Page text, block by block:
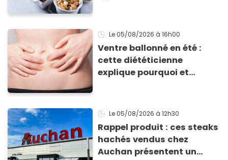
Le 05/08/2026 à 16h00
Ventre ballonné en été :
cette diététicienne
explique pourquoi et
Le 05/08/2026 à 12h30
Rappel produit : ces steaks
hachés vendus chez
Auchan présentent un